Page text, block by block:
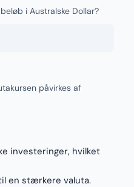
i Australske Dollar?
påvirkes af
investeringer, hvilket
en stærkere valuta.